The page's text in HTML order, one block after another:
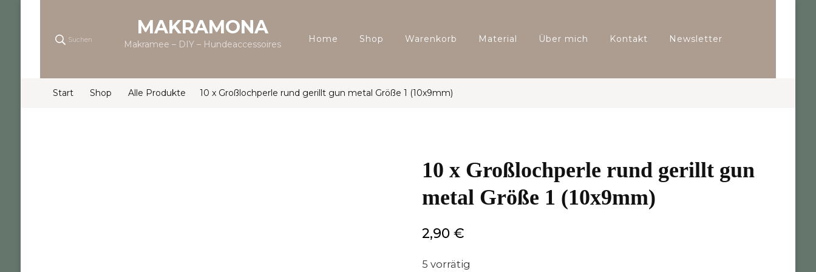
Suchen
MAKRAMONA
Makramee – DIY – Hundeaccessoires Home Shop Warenkorb Material Über mich Kontakt Newsletter
Start Shop Alle Produkte 10 x Großlochperle rund gerillt gun metal Größe 1 (10x9mm)
10 x Großlochperle rund gerillt gun
metal Größe 1 (10x9mm)
2,90€
5 vorrätig